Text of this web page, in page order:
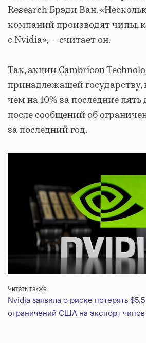
Research Брэди Ван.
компаний производят чипы,
с Nvidia», — считает он.
Так, акции Cambricon
принадлежащей государству,
чем на 10% за последние пять
после сообщений об
за последний год.
Читать также
Nvidia заявила о риске потерять
ограничений США на экспорт